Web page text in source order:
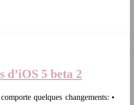
d’iOS 5 beta 2
quelques changements: •